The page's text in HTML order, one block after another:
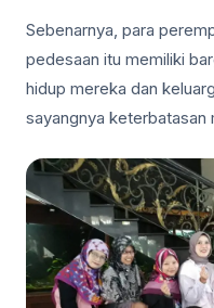
Sebenarnya, para
pedesaan itu memiliki
hidup mereka dan
sayangnya keterbatasan